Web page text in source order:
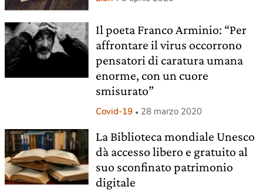
Il poeta Franco Arminio: “Per
affrontare il virus occorrono
pensatori di caratura umana
enorme, con un cuore
smisurato”
Covid-19 28 marzo 2020
La Biblioteca mondiale Unesco
dà accesso libero e gratuito al
suo sconfinato patrimonio
digitale